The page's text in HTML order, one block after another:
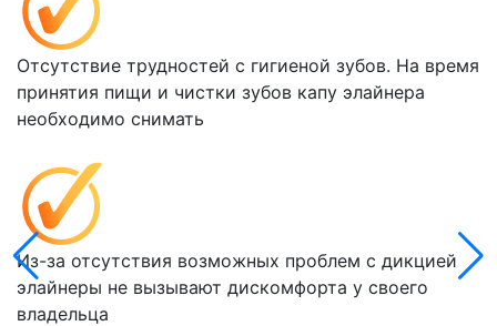
Отсутствие трудностей с гигиеной зубов. На время
принятия пищи и чистки зубов капу элайнера
необходимо снимать
Из-за отсутствия возможных проблем с дикцией
элайнеры не вызывают дискомфорта у своего
владельца